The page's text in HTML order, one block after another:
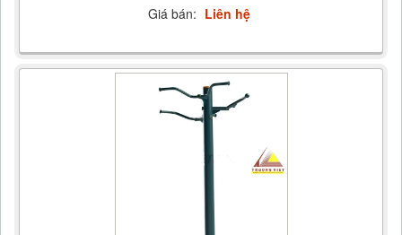
Giá bán: Liên hệ